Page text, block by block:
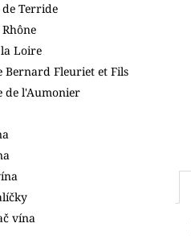
Terride
la Loire
Bernard Fleuriet et Fils
de l'Aumonier
vína